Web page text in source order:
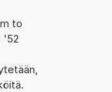
to
'52